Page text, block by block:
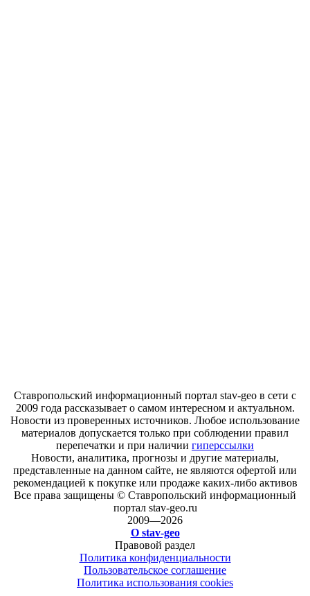
Ставропольский информационный портал stav-geo в сети с
2009 года рассказывает о самом интересном и актуальном.
Новости из проверенных источников. Любое использование
материалов допускается только при соблюдении правил
перепечатки и при наличии гиперссылки
Новости, аналитика, прогнозы и другие материалы,
представленные на данном сайте, не являются офертой или
рекомендацией к покупке или продаже каких-либо активов
Все права защищены © Ставропольский информационный
портал stav-geo.ru
2009—2026
О stav-geo
Правовой раздел
Политика конфиденциальности
Пользовательское соглашение
Политика использования cookies